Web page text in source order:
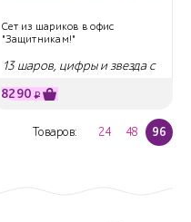
Сет из шариков в офис
"Защитникам!"
13 шаров, цифры и звезда с
8290 ₽
Товаров: 24 48 96